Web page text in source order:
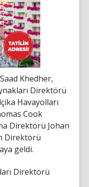
Khedher,
Direktörü
Havayolları
Cook
Direktörü Johan
Direktörü
geldi.
Direktörü